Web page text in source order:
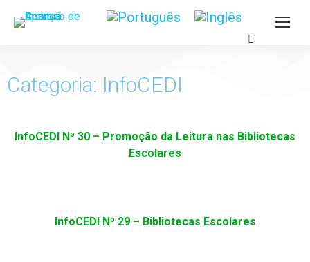
Categoria: InfoCEDI
InfoCEDI Nº 30 – Promoção da Leitura nas Bibliotecas
Escolares
InfoCEDI Nº 29 – Bibliotecas Escolares